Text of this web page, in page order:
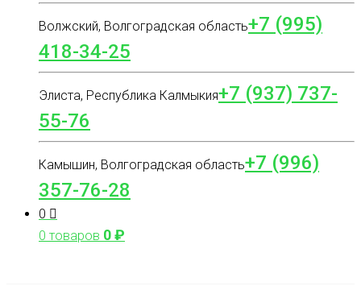
Волжский, Волгоградская область+7 (995)
418-34-25
Элиста, Республика Калмыкия+7 (937) 737-
55-76
Камышин, Волгоградская область+7 (996)
357-76-28
0
0 товаров 0₽